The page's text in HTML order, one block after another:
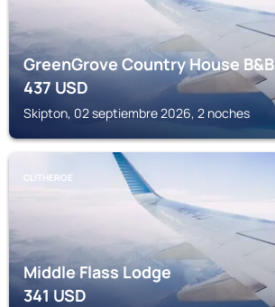
GreenGrove Country House B&B
437USD
Skipton, 02 septiembre 2026, 2 noches
CLITHEROE
Middle Flass Lodge
341USD